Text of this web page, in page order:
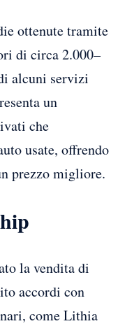
ottenute tramite
di circa 2.000–
alcuni servizi
un
che
usate, offrendo
prezzo migliore.
la vendita di
accordi con
come Lithia